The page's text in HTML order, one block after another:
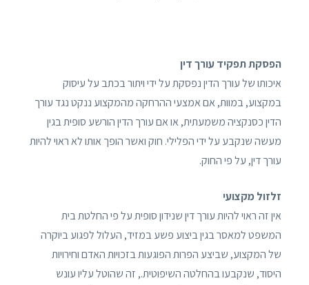
הפסקת תפקיד עורך דין
איכותו של עורך הדין נפסקת על ידי ויתור בכתב על עיסוק
במקצוע, במוות, אם אמצעי ההרחקה מהמקצוע ננקט נגד עורך
הדין כסנקציה משמעתית, או אם עורך הדין הורשע סופית בגין
מעשה שנקבע על ידי הפלילי. חוק ואשר הופך אותו לא ראוי להיות
עורך דין, על פי החוק.
זלזול מקצועי
אין זה ראוי להיות עורך דין שנידון סופית על פי החלטת בית
המשפט למאסר בגין ביצוע פשע במזיד, העלול לפגוע ביוקרה
של המקצוע, שביצע הפרות הפוגעות בזכויות האדם וחירויות
היסוד, שנקבעו בהחלטה השיפוטית., זה שהוטל עליו עונש